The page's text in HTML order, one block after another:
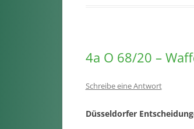
4a O 68/20 –
Schreibe eine Antwort
Düsseldorfer